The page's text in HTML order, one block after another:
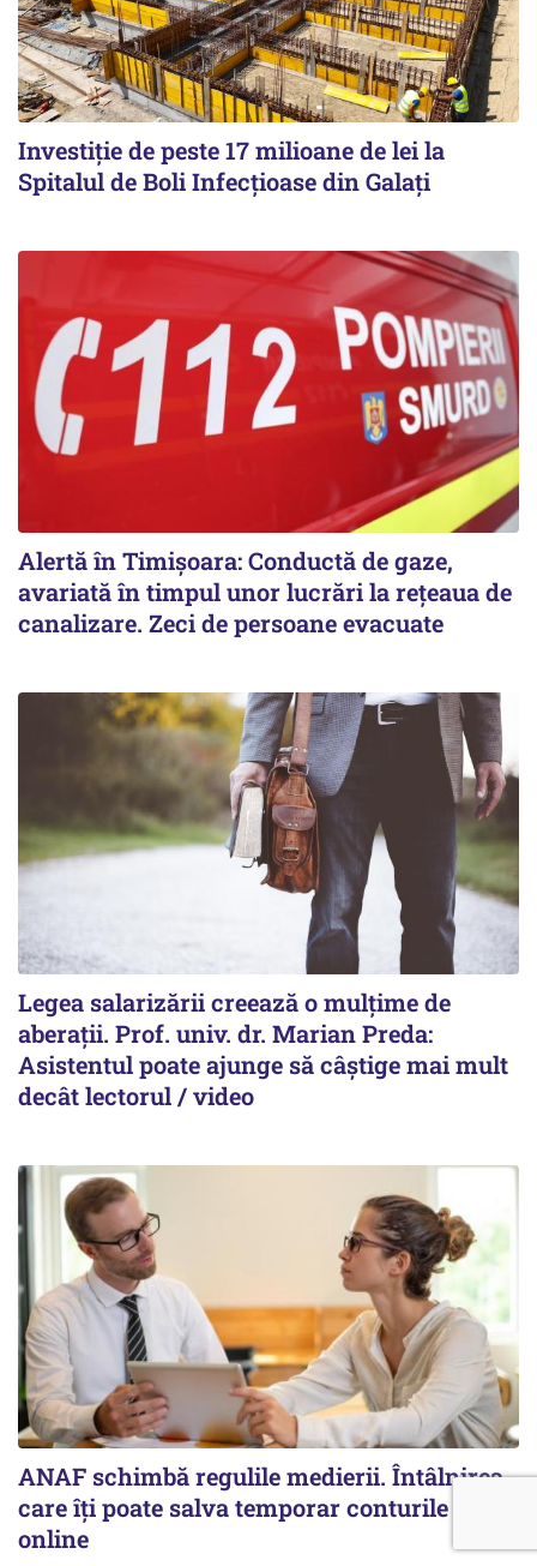
Investiție de peste 17 milioane de lei la
Spitalul de Boli Infecțioase din Galați
Alertă în Timișoara: Conductă de gaze,
avariată în timpul unor lucrări la rețeaua de
canalizare. Zeci de persoane evacuate
Legea salarizării creează o mulțime de
aberații. Prof. univ. dr. Marian Preda:
Asistentul poate ajunge să câștige mai mult
decât lectorul / video
ANAF schimbă regulile medierii. Întâlnirea
care îți poate salva temporar conturile va fi
online